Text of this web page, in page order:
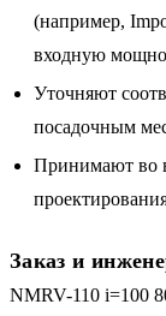
(например,
входную
Уточняют
посадочным
Принимают во
Заказ и
NMRV-110 i=100